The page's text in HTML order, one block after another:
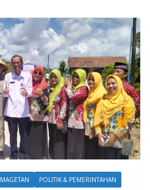
MAGETAN POLITIK & PEMERINTAHAN